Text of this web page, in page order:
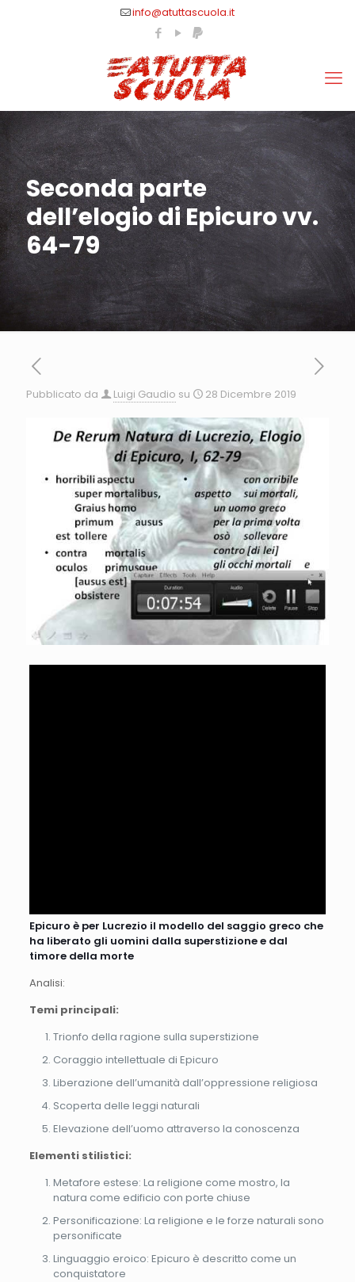
info@atuttascuola.it
Seconda parte
dell’elogio di Epicuro vv.
64-79
Pubblicato da Luigi Gaudio su 28 Dicembre 2019
Epicuro è per Lucrezio il modello del saggio greco che
ha liberato gli uomini dalla superstizione e dal
timore della morte
Analisi:
Temi principali:
Trionfo della ragione sulla superstizione
Coraggio intellettuale di Epicuro
Liberazione dell’umanità dall’oppressione religiosa
Scoperta delle leggi naturali
Elevazione dell’uomo attraverso la conoscenza
Elementi stilistici:
Metafore estese: La religione come mostro, la
natura come edificio con porte chiuse
Personificazione: La religione e le forze naturali sono
personificate
Linguaggio eroico: Epicuro è descritto come un
conquistatore